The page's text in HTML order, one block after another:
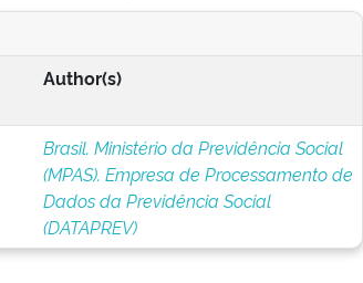
Author(s)
Brasil. Ministério da Previdência Social
(MPAS). Empresa de Processamento de
Dados da Previdência Social
(DATAPREV)